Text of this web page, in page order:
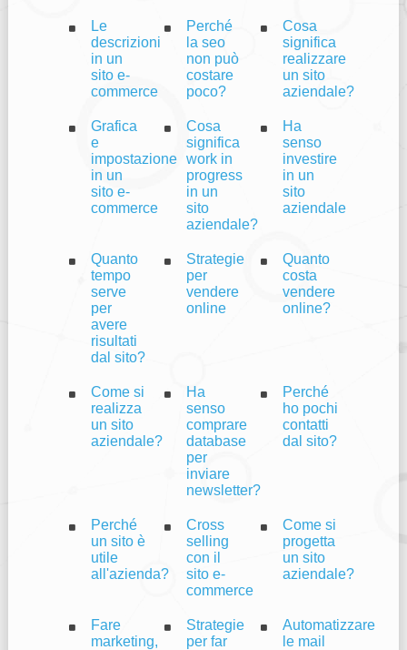
Le
descrizioni
in un
sito e-
commerce
Perché
la seo
non può
costare
poco?
Cosa
significa
realizzare
un sito
aziendale?
Grafica
e
impostazione
in un
sito e-
commerce
Cosa
significa
work in
progress
in un
sito
aziendale?
Ha
senso
investire
in un
sito
aziendale
Quanto
tempo
serve
per
avere
risultati
dal sito?
Strategie
per
vendere
online
Quanto
costa
vendere
online?
Come si
realizza
un sito
aziendale?
Ha
senso
comprare
database
per
inviare
newsletter?
Perché
ho pochi
contatti
dal sito?
Perché
un sito è
utile
all'azienda?
Cross
selling
con il
sito e-
commerce
Come si
progetta
un sito
aziendale?
Fare
marketing,
Strategie
per far
Automatizzare
le mail